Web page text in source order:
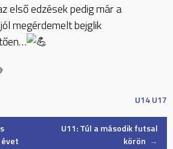
első edzések pedig már a
megérdemelt bejglik
U14U17
U11: Túl a második futsal
körön →